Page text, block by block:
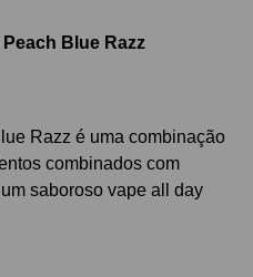
Blue Razz
Razz é uma combinação
combinados com
saboroso vape all day